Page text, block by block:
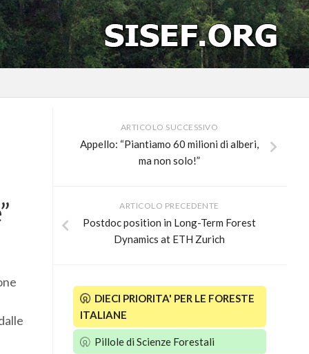
ARTICOLO SUCCESSIVO
Appello: “Piantiamo 60 milioni di alberi,
ma non solo!”
ARTICOLO PRECEDENTE
Postdoc position in Long-Term Forest
Dynamics at ETH Zurich
DIECI PRIORITA' PER LE FORESTE
ITALIANE
Pillole di Scienze Forestali